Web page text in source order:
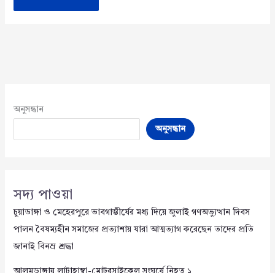
অনুসন্ধান
অনুসন্ধান
সদ্য পাওয়া
চুয়াডাঙ্গা ও মেহেরপুরে ভাবগাম্ভীর্যের মধ্য দিয়ে জুলাই গণঅভ্যুত্থান দিবস
পালন বৈষম্যহীন সমাজের প্রত্যাশায় যারা আত্মত্যাগ করেছেন তাদের প্রতি
জানাই বিনম্র শ্রদ্ধা
আলমডাঙ্গায় লাটাহাম্বা-মোটরসাইকেল সংঘর্ষে নিহত ১